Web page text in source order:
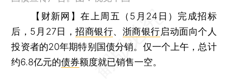
【财新网】在上周五（5月24日）完成招标
后，5月27日，招商银行、 浙商银行启动面向个人
投资者的20年期特别国债分销。仅一个上午，总计
约6.8亿元的债券额度就已销售一空。